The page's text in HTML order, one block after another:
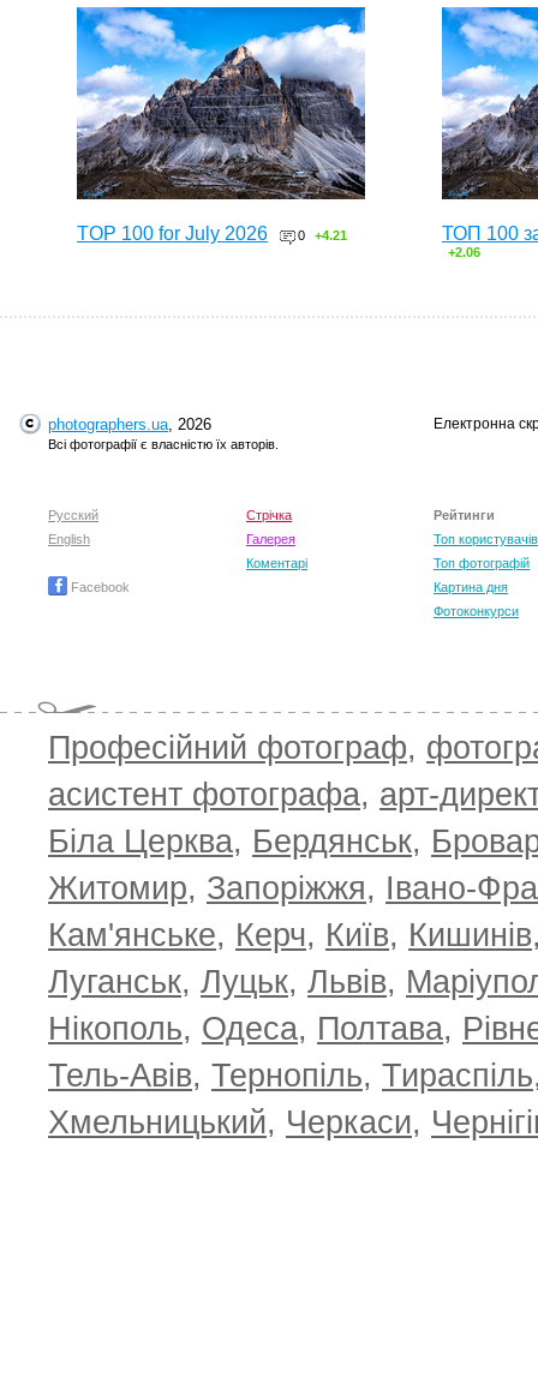
TOP 100 for July 2026 0 +4.21 ТОП 100
+2.06
TOP 100 for May 2026 0 +6.59 ТОП 100
+4.30
photographers.ua, 2026
Всі фотографії є власністю їх авторів.
Електронна
Русский
English
Facebook
Стрічка
Галерея
Коментарі
Рейтинги
Топ користувачів
Топ фотографій
Картина дня
Фотоконкурси
Професійний фотограф,
асистент фотографа, арт-
Біла Церква, Бердянськ,
Житомир, Запоріжжя, Івано-
Кам'янське, Керч, Київ, Кишинів
Луганськ, Луцьк, Львів,
Нікополь, Одеса, Полтава,
Тель-Авів, Тернопіль, Тираспіль
Хмельницький, Черкаси,